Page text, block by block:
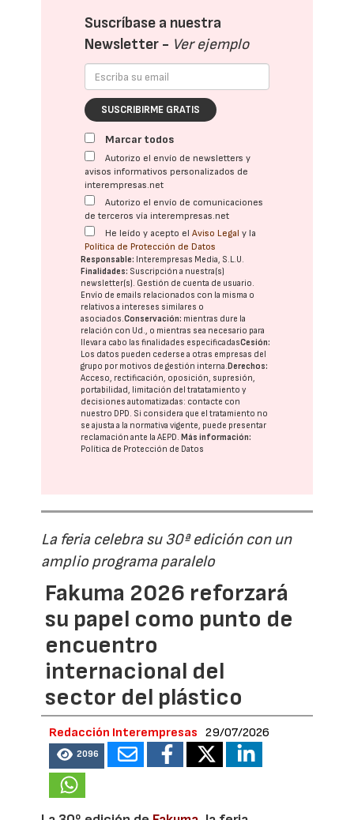
Suscríbase a nuestra
Newsletter - Ver ejemplo
SUSCRIBIRME GRATIS
Marcar todos
Autorizo el envío de newsletters y
avisos informativos personalizados de
interempresas.net
Autorizo el envío de comunicaciones
de terceros vía interempresas.net
He leído y acepto elAviso Legal y la
Política de Protección de Datos
Responsable: Interempresas Media, S.L.U.
Finalidades: Suscripción a nuestra(s)
newsletter(s). Gestión de cuenta de usuario.
Envío de emails relacionados con la misma o
relativos a intereses similares o
asociados.Conservación: mientras dure la
relación con Ud., o mientras sea necesario para
llevar a cabo las finalidades especificadasCesión:
Los datos pueden cederse a otras empresas del
grupo por motivos de gestión interna. Derechos:
Acceso, rectificación, oposición, supresión,
portabilidad, limitación del tratatamiento y
decisiones automatizadas: contacte con
nuestro DPD. Si considera que el tratamiento no
se ajusta a la normativa vigente, puede presentar
reclamación ante laAEPD. Más información:
Política de Protección de Datos
La feria celebra su 30ª edición con un
amplio programa paralelo
Fakuma 2026 reforzará
su papel como punto de
encuentro
internacional del
sector del plástico
Redacción Interempresas 29/07/2026
2096